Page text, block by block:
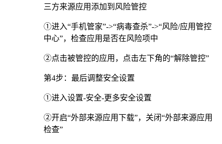
三方来源应用添加到风险管控
①进入“手机管家”->“病毒查杀”->“风险/应用管控
中心”，检查应用是否在风险项中
②点击被管控的应用，点击左下角的“解除管控”
第4步：最后调整安全设置
①进入设置-安全-更多安全设置
②开启“外部来源应用下载”，关闭“外部来源应用
检查”